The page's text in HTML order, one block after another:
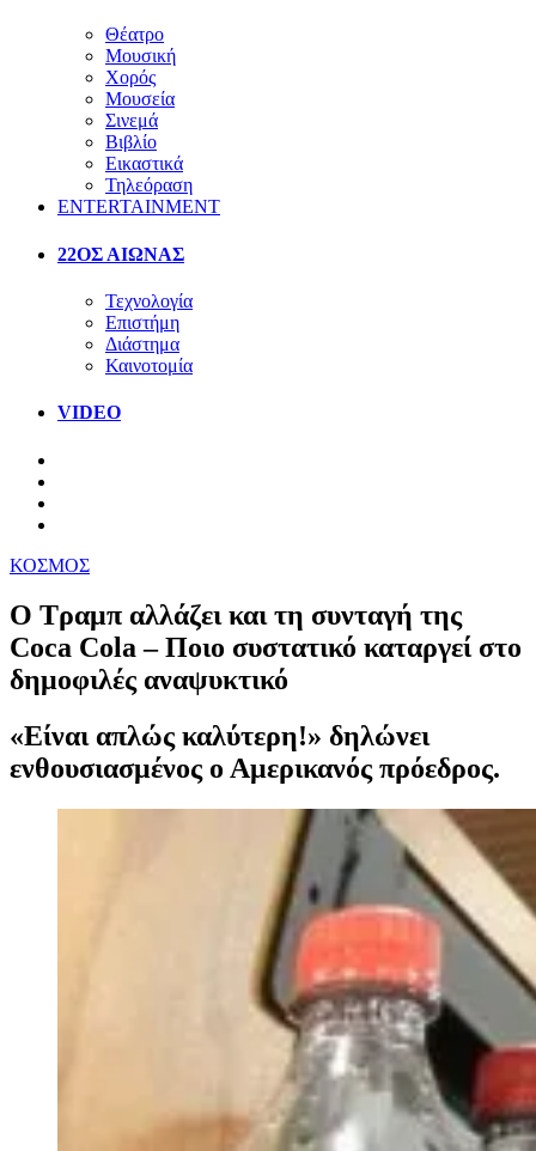
Θέατρο
Μουσική
Χορός
Μουσεία
Σινεμά
Βιβλίο
Εικαστικά
Τηλεόραση
ENTERTAINMENT
22ΟΣ ΑΙΩΝΑΣ
Τεχνολογία
Επιστήμη
Διάστημα
Καινοτομία
VIDEO
ΚΟΣΜΟΣ
Ο Τραμπ αλλάζει και τη συνταγή της
Coca Cola – Ποιο συστατικό καταργεί στο
δημοφιλές αναψυκτικό
«Είναι απλώς καλύτερη!» δηλώνει
ενθουσιασμένος ο Αμερικανός πρόεδρος.